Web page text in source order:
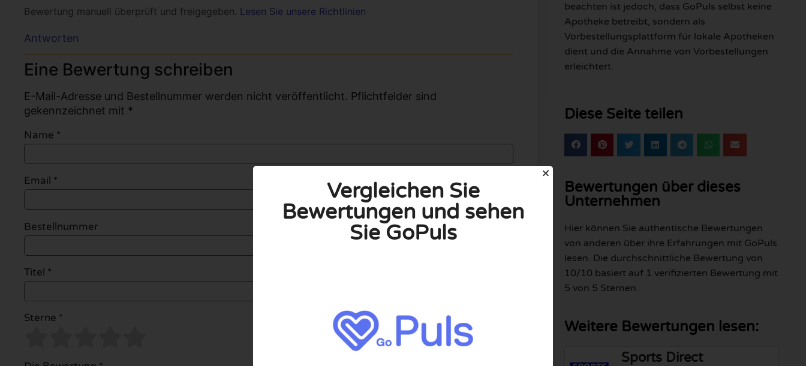
Bewertung manuell überprüft und freigegeben. Lesen Sie unsere Richtlinien
Antworten
Eine Bewertung schreiben
E-Mail-Adresse und Bestellnummer werden nicht veröffentlicht. Pflichtfelder sind
gekennzeichnet mit *
Name *
Email *
Bestellnummer
Titel *
Sterne *
beachten ist jedoch, dass GoPuls selbst keine
Apotheke betreibt, sondern als
Vorbestellungsplattform für lokale Apotheken
dient und die Annahme von Vorbestellungen
erleichtert.
Diese Seite teilen
Bewertungen über dieses
Unternehmen
Hier können Sie authentische Bewertungen
von anderen über ihre Erfahrungen mit GoPuls
lesen. Die durchschnittliche Bewertung von
10/10 basiert auf 1 verifizierten Bewertung mit
5 von 5 Sternen.
Weitere Bewertungen lesen:
Sports Direct
Vergleichen Sie
Bewertungen und sehen
Sie GoPuls